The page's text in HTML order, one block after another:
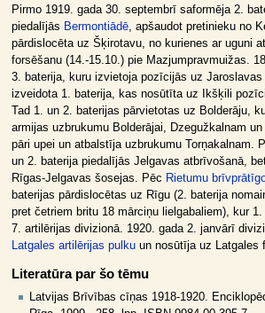
Pirmo 1919. gada 30. septembrī saformēja 2.
piedalījās Bermontiādē, apšaudot pretinieku no
pārdislocēta uz Šķirotavu, no kurienes ar uguni
forsēšanu (14.-15.10.) pie Mazjumpravmuižas.
3. baterija, kuru izvietoja pozīcijās uz
izveidota 1. baterija, kas nosūtīta uz Ikšķili
Tad 1. un 2. baterijas pārvietotas uz Bolderāju,
armijas uzbrukumu Bolderājai, Dzegužkalnam
pāri upei un atbalstīja uzbrukumu Torņakalnam.
un 2. baterija piedalījās Jelgavas atbrīvošanā,
Rīgas-Jelgavas šosejas. Pēc Rietumu
baterijas pārdislocētas uz Rīgu (2. baterija
pret četriem britu 18 mārciņu lielgabaliem), kur
7. artilērijas divizionā. 1920. gada 2. janvārī
Latgales artilērijas pulkuun nosūtīja uz Latgales
Literatūra par šo tēmu
Latvijas Brīvības cīņas 1918-1920.